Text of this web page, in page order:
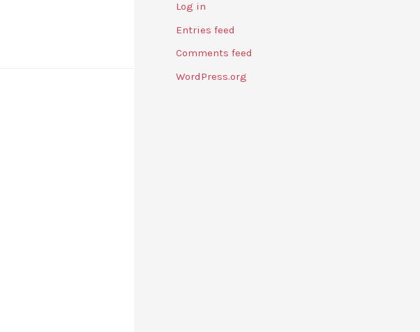
Log in
Entries feed
Comments feed
WordPress.org